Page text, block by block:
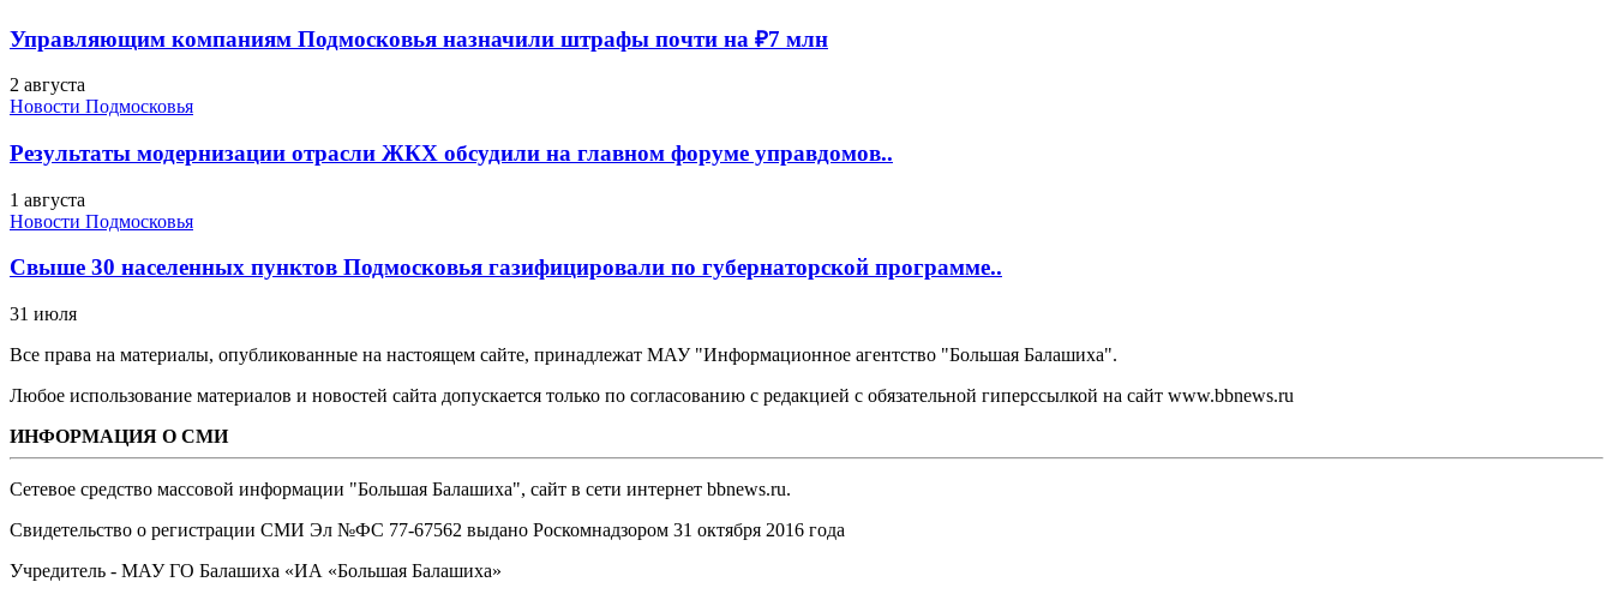
Управляющим компаниям Подмосковья назначили штрафы почти на ₽7 млн
2 августа
Новости Подмосковья
Результаты модернизации отрасли ЖКХ обсудили на главном форуме управдомов..
1 августа
Новости Подмосковья
Свыше 30 населенных пунктов Подмосковья газифицировали по губернаторской программе..
31 июля
Все права на материалы, опубликованные на настоящем сайте, принадлежат МАУ "Информационное агентство "Большая Балашиха".
Любое использование материалов и новостей сайта допускается только по согласованию с редакцией с обязательной гиперссылкой на сайт www.bbnews.ru
ИНФОРМАЦИЯ О СМИ
Сетевое средство массовой информации "Большая Балашиха", сайт в сети интернет bbnews.ru.
Свидетельство о регистрации СМИ Эл №ФС ‎77-67562 выдано Роскомнадзором 31 октября 2016 года
Учредитель - МАУ ГО Балашиха «ИА «Большая Балашиха»